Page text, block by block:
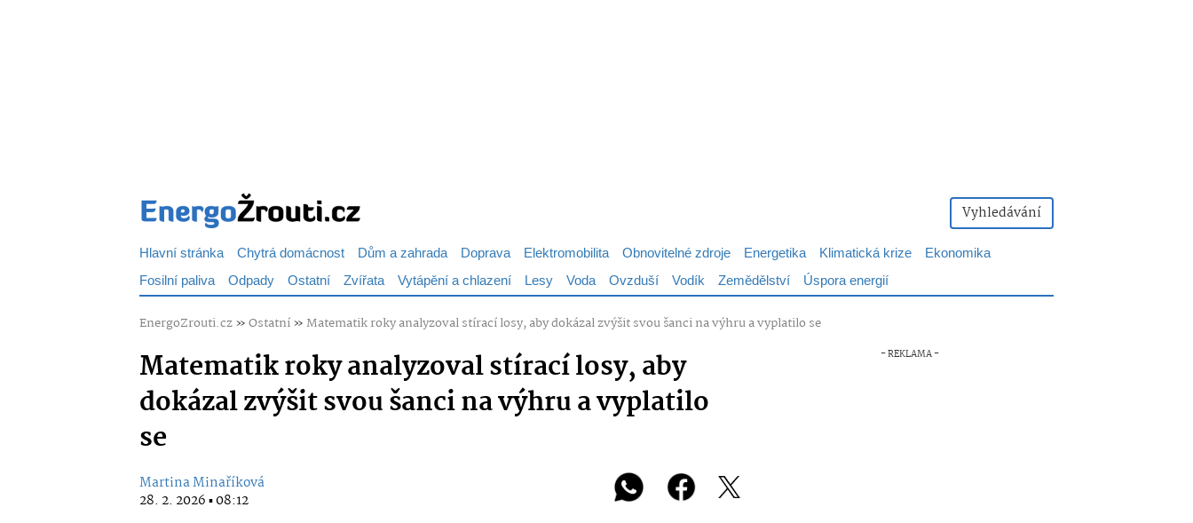
Vyhledávání
Hlavní stránka Chytrá domácnost Dům a zahrada Doprava Elektromobilita Obnovitelné zdroje Energetika Klimatická krize
Ekonomika
Fosilní paliva Odpady Ostatní Zvířata Vytápění a chlazení Lesy Voda Ovzduší Vodík Zemědělství Úspora energií
EnergoZrouti.cz»Ostatní»Matematik roky analyzoval stírací losy, aby dokázal zvýšit svou šanci na výhru a vyplatilo se
Matematik roky analyzoval stírací losy, aby
dokázal zvýšit svou šanci na výhru a vyplatilo
se
Martina Minaříková
28. 2. 2026 ▪ 08:12